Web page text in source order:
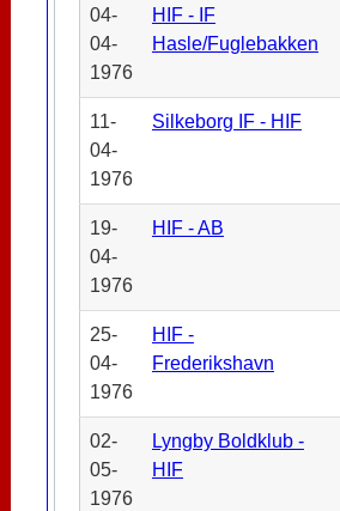
04-
04-
1976
HIF - IF
Hasle/Fuglebakken
11-
04-
1976
Silkeborg IF - HIF
19-
04-
1976
HIF - AB
25-
04-
1976
HIF -
Frederikshavn
02-
05-
1976
Lyngby Boldklub -
HIF